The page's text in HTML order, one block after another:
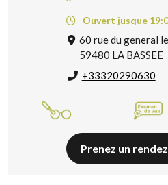
Ouvert jusque
60 rue du general
59480 LA BASSEE
+33320290630
Prenez un